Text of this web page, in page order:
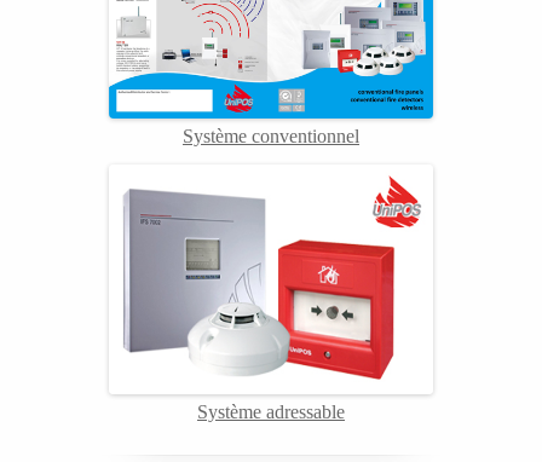
Système conventionnel
Système adressable